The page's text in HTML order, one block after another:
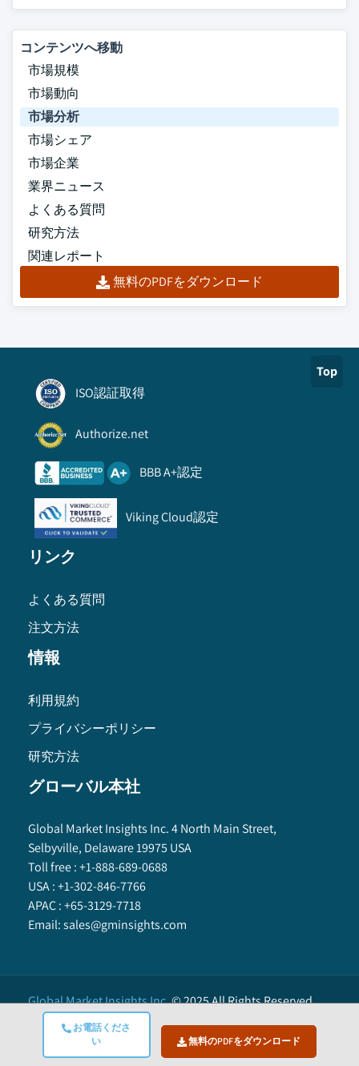
お電話くださ
い
無料のPDFをダウンロード
コンテンツへ移動
市場規模
市場動向
市場分析
市場シェア
市場企業
業界ニュース
よくある質問
研究方法
関連レポート
無料のPDFをダウンロード
Top
ISO認証取得
Authorize.net
BBB A+認定
Viking Cloud認定
リンク
よくある質問
注文方法
情報
利用規約
プライバシーポリシー
研究方法
グローバル本社
Global Market Insights Inc. 4 North Main Street,
Selbyville, Delaware 19975 USA
Toll free :+1-888-689-0688
USA :+1-302-846-7766
APAC :+65-3129-7718
Email:sales@gminsights.com
Global Market Insights Inc.©2025All Rights Reserved.